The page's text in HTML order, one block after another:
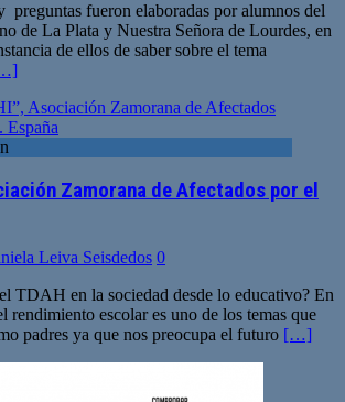
preguntas fueron elaboradas por alumnos del
de La Plata y Nuestra Señora de Lourdes, en
de ellos de saber sobre el tema
Zamorana de Afectados por el
Leiva Seisdedos 0
TDAH en la sociedad desde lo educativo? En
rendimiento escolar es uno de los temas que
padres ya que nos preocupa el futuro […]